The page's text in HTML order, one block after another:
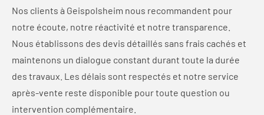
Nos clients à Geispolsheim nous recommandent pour
notre écoute, notre réactivité et notre transparence.
Nous établissons des devis détaillés sans frais cachés et
maintenons un dialogue constant durant toute la durée
des travaux. Les délais sont respectés et notre service
après-vente reste disponible pour toute question ou
intervention complémentaire.